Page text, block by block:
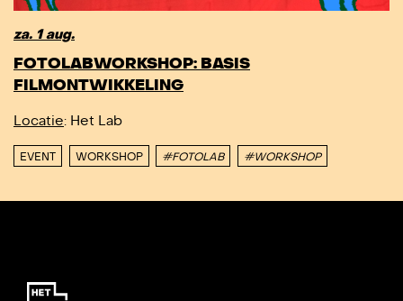
za. 1 aug.
FOTOLABWORKSHOP: BASIS
FILMONTWIKKELING
Locatie: Het Lab
EVENT WORKSHOP #FOTOLAB #WORKSHOP